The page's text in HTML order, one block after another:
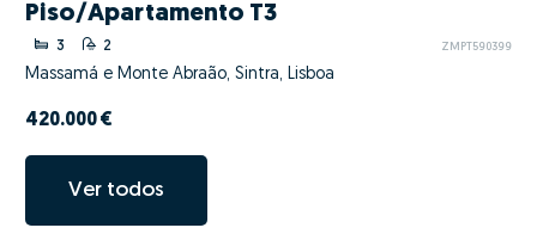
Piso/Apartamento T3
3 2 ZMPT590399
Massamá e Monte Abraão, Sintra, Lisboa
420.000 €
Ver todos